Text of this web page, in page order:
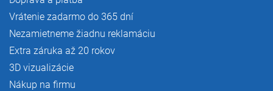
Vrátenie zadarmo do 365 dní
Nezamietneme žiadnu reklamáciu
Extra záruka až 20 rokov
3D vizualizácie
Nákup na firmu